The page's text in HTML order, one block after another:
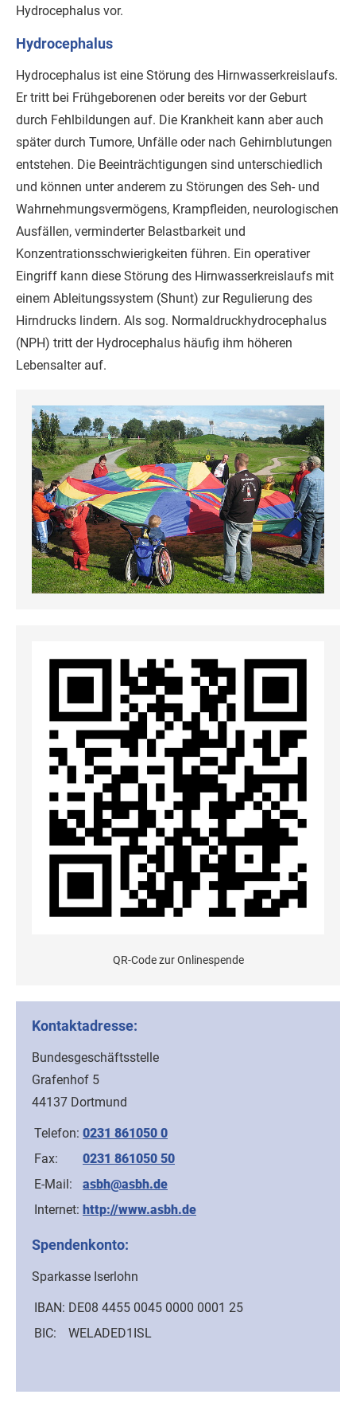
Hydrocephalus vor.
Hydrocephalus
Hydrocephalus ist eine Störung des Hirnwasserkreislaufs.
Er tritt bei Frühgeborenen oder bereits vor der Geburt
durch Fehlbildungen auf. Die Krankheit kann aber auch
später durch Tumore, Unfälle oder nach Gehirnblutungen
entstehen. Die Beeinträchtigungen sind unterschiedlich
und können unter anderem zu Störungen des Seh- und
Wahrnehmungsvermögens, Krampfleiden, neurologischen
Ausfällen, verminderter Belastbarkeit und
Konzentrationsschwierigkeiten führen. Ein operativer
Eingriff kann diese Störung des Hirnwasserkreislaufs mit
einem Ableitungssystem (Shunt) zur Regulierung des
Hirndrucks lindern. Als sog. Normaldruckhydrocephalus
(NPH) tritt der Hydrocephalus häufig ihm höheren
Lebensalter auf.
QR-Code zur Onlinespende
Kontaktadresse:
Bundesgeschäftsstelle
Grafenhof 5
44137 Dortmund
Telefon: 0231 861050 0
Fax:
0231 861050 50
E-Mail:
asbh@asbh.de
Internet: http://www.asbh.de
Spendenkonto:
Sparkasse Iserlohn
IBAN: DE08 4455 0045 0000 0001 25
BIC:
WELADED1ISL